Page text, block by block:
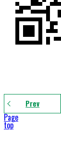
Prev
Page
top